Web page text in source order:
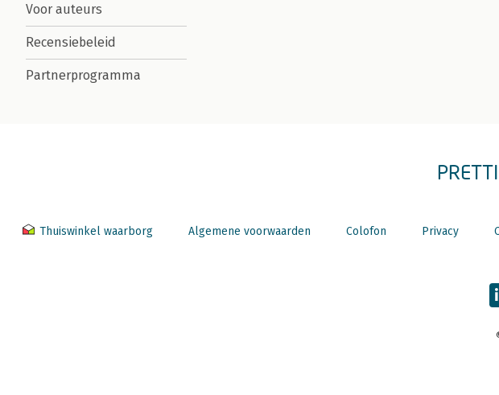
Voor auteurs
Recensiebeleid
Partnerprogramma
Thuiswinkel waarborg Algemene voorwaarden Colofon Privacy